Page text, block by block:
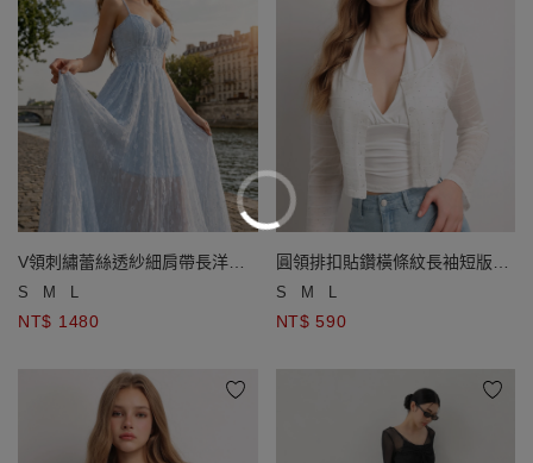
V領刺繡蕾絲透紗細肩帶長洋裝
(附胸墊)
S M L
NT$ 1480
圓領排扣貼鑽橫條紋長袖短版開
襟衫
S M L
NT$ 590